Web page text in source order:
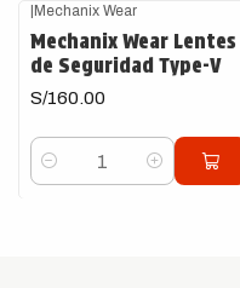
|Mechanix Wear
Mechanix Wear Lentes
de Seguridad Type-V
S/160.00
Cantidad